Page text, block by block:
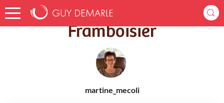
Accueil Recettes Framboisier
Framboisier
martine_mecoli